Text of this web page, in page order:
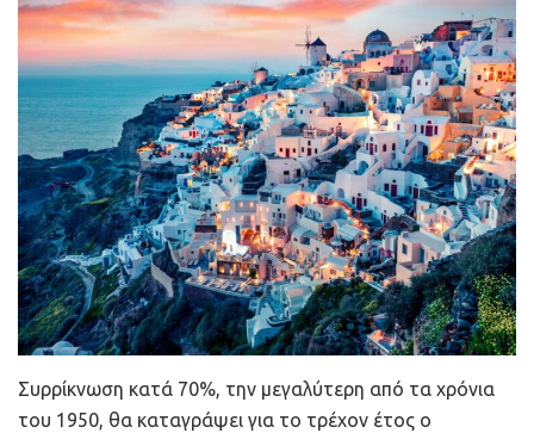
Συρρίκνωση κατά 70%, την μεγαλύτερη από τα χρόνια
του 1950, θα καταγράψει για το τρέχον έτος ο